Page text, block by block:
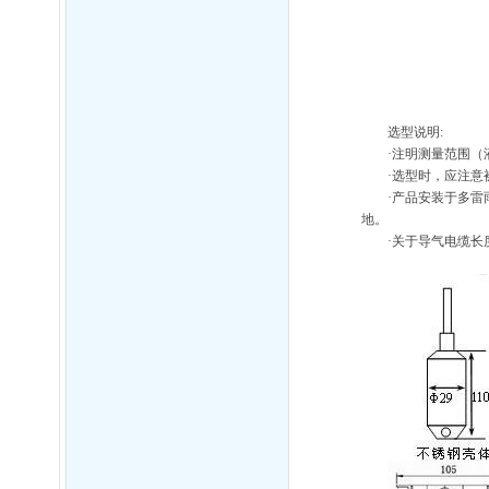
选型说明:
·注明测量范围
·选型时，应注
·产品安装于多
地。
·关于导气电缆